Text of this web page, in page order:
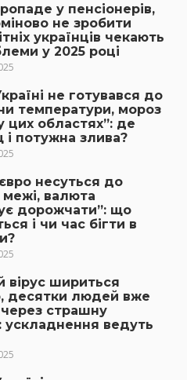
у пенсіонерів,
не зробити
українців чекають
у 2025 році
не готувався до
температури, мороз
цих областях”: де
потужна злива?
несуться до
межі, валюта
дорожчати”: що
і чи час бігти в
вірус шириться
десятки людей вже
страшну
ускладнення ведуть